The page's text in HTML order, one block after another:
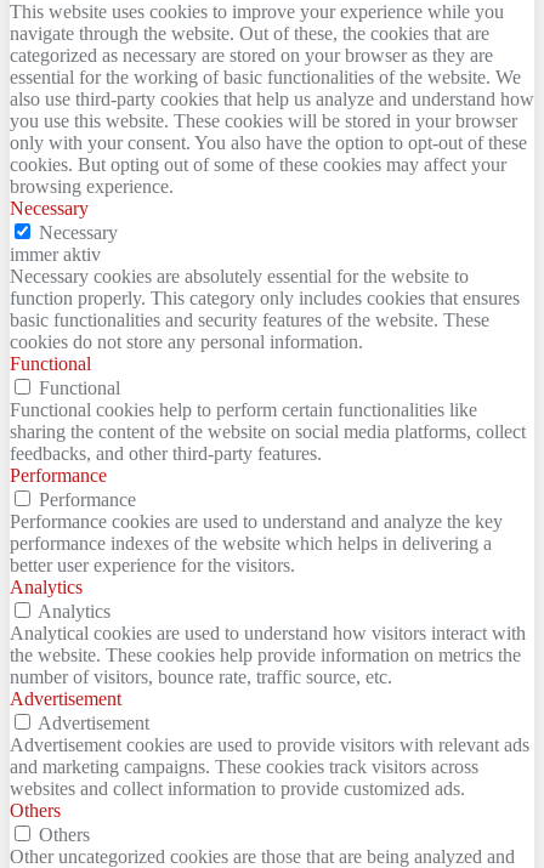
This website uses cookies to improve your experience while you
navigate through the website. Out of these, the cookies that are
categorized as necessary are stored on your browser as they are
essential for the working of basic functionalities of the website. We
also use third-party cookies that help us analyze and understand how
you use this website. These cookies will be stored in your browser
only with your consent. You also have the option to opt-out of these
cookies. But opting out of some of these cookies may affect your
browsing experience.
Necessary
Necessary
immer aktiv
Necessary cookies are absolutely essential for the website to
function properly. This category only includes cookies that ensures
basic functionalities and security features of the website. These
cookies do not store any personal information.
Functional
Functional
Functional cookies help to perform certain functionalities like
sharing the content of the website on social media platforms, collect
feedbacks, and other third-party features.
Performance
Performance
Performance cookies are used to understand and analyze the key
performance indexes of the website which helps in delivering a
better user experience for the visitors.
Analytics
Analytics
Analytical cookies are used to understand how visitors interact with
the website. These cookies help provide information on metrics the
number of visitors, bounce rate, traffic source, etc.
Advertisement
Advertisement
Advertisement cookies are used to provide visitors with relevant ads
and marketing campaigns. These cookies track visitors across
websites and collect information to provide customized ads.
Others
Others
Other uncategorized cookies are those that are being analyzed and